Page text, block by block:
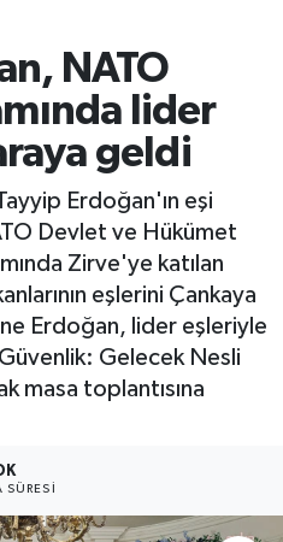
NATO
lider
geldi
Erdoğan'ın eşi
Devlet ve Hükümet
Zirve'ye katılan
eşlerini Çankaya
Erdoğan, lider eşleriyle
Gelecek Nesli
masa toplantısına